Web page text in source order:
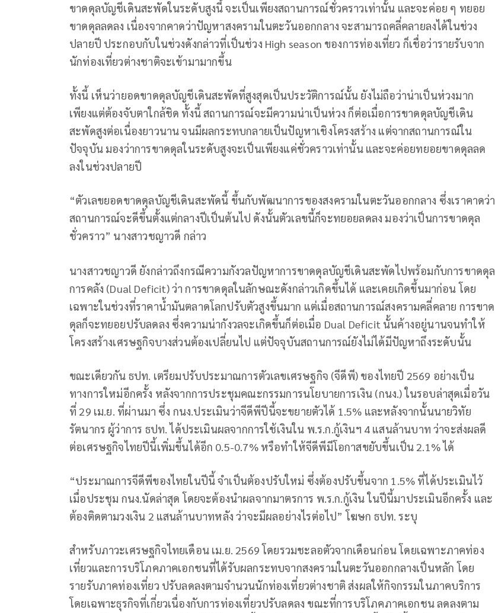
ขาดดุลบัญชีเดินสะพัดในระดับสูงนี้ จะเป็นเพียงสถานการณ์ชั่วคราวเท่านั้น และจะค่อย ๆ ทยอย
ขาดดุลลดลง เนื่องจากคาดว่าปัญหาสงครามในตะวันออกกลาง จะสามารถคลี่คลายลงได้ในช่วง
ปลายปี ประกอบกับในช่วงดังกล่าวที่เป็นช่วง High season ของการท่องเที่ยว ก็เชื่อว่ารายรับจาก
นักท่องเที่ยวต่างชาติจะเข้ามามากขึ้น
ทั้งนี้ เห็นว่ายอดขาดดุลบัญชีเดินสะพัดที่สูงสุดเป็นประวัติการณ์นั้น ยังไม่ถือว่าน่าเป็นห่วงมาก
เพียงแต่ต้องจับตาใกล้ชิด ทั้งนี้ สถานการณ์จะมีความน่าเป็นห่วง ก็ต่อเมื่อการขาดดุลบัญชีเดิน
สะพัดสูงต่อเนื่องยาวนาน จนมีผลกระทบกลายเป็นปัญหาเชิงโครงสร้าง แต่จากสถานการณ์ใน
ปัจจุบัน มองว่าการขาดดุลในระดับสูงจะเป็นเพียงแค่ชั่วคราวเท่านั้น และจะค่อยทยอยขาดดุลลด
ลงในช่วงปลายปี
“ตัวเลขยอดขาดดุลบัญชีเดินสะพัดนี้ ขึ้นกับพัฒนาการของสงครามในตะวันออกกลาง ซึ่งเราคาดว่า
สถานการณ์จะดีขึ้นตั้งแต่กลางปีเป็นต้นไป ดังนั้นตัวเลขนี้ก็จะทยอยลดลง มองว่าเป็นการขาดดุล
ชั่วคราว” นางสาวชญาวดี กล่าว
นางสาวชญาวดี ยังกล่าวถึงกรณีความกังวลปัญหาการขาดดุลบัญชีเดินสะพัดไปพร้อมกับการขาดดุล
การคลัง (Dual Deficit) ว่า การขาดดุลในลักษณะดังกล่าวเกิดขึ้นได้ และเคยเกิดขึ้นมาก่อน โดย
เฉพาะในช่วงที่ราคาน้ำมันตลาดโลกปรับตัวสูงขึ้นมาก แต่เมื่อสถานการณ์สงครามคลี่คลาย การขาด
ดุลก็จะทยอยปรับลดลง ซึ่งความน่ากังวลจะเกิดขึ้นก็ต่อเมื่อ Dual Deficit นั้นค้างอยู่นานจนทำให้
โครงสร้างเศรษฐกิจบางส่วนต้องเปลี่ยนไป แต่ปัจจุบันสถานการณ์ยังไม่ได้มีปัญหาถึงระดับนั้น
ขณะเดียวกัน ธปท. เตรียมปรับประมาณการตัวเลขเศรษฐกิจ (จีดีพี) ของไทยปี 2569 อย่างเป็น
ทางการใหม่อีกครั้ง หลังจากการประชุมคณะกรรมการนโยบายการเงิน (กนง.) ในรอบล่าสุดเมื่อวัน
ที่ 29 เม.ย. ที่ผ่านมา ซึ่ง กนง.ประเมินว่าจีดีพีปีนี้จะขยายตัวได้ 1.5% และหลังจากนั้นนายวิทัย
รัตนากร ผู้ว่าการ ธปท. ได้ประเมินผลจากการใช้เงินใน พ.ร.ก.กู้เงินฯ 4 แสนล้านบาท ว่าจะส่งผลดี
ต่อเศรษฐกิจไทยปีนี้เพิ่มขึ้นได้อีก 0.5-0.7% หรือทำให้จีดีพีมีโอกาสขยับขึ้นเป็น 2.1% ได้
“ประมาณการจีดีพีของไทยในปีนี้ จำเป็นต้องปรับใหม่ ซึ่งต้องปรับขึ้นจาก 1.5% ที่ได้ประเมินไว้
เมื่อประชุม กนง.นัดล่าสุด โดยจะต้องนำผลจากมาตรการ พ.ร.ก.กู้เงิน ในปีนี้มาประเมินอีกครั้ง และ
ต้องติดตามวงเงิน 2 แสนล้านบาทหลัง ว่าจะมีผลอย่างไรต่อไป” โฆษก ธปท. ระบุ
สำหรับภาวะเศรษฐกิจไทยเดือน เม.ย. 2569 โดยรวมชะลอตัวจากเดือนก่อน โดยเฉพาะภาคท่อง
เที่ยวและการบริโภคภาคเอกชนที่ได้รับผลกระทบจากสงครามในตะวันออกกลางเป็นหลัก โดย
รายรับภาคท่องเที่ยว ปรับลดลงตามจำนวนนักท่องเที่ยวต่างชาติ ส่งผลให้กิจกรรมในภาคบริการ
โดยเฉพาะธุรกิจที่เกี่ยวเนื่องกับการท่องเที่ยวปรับลดลง ขณะที่การบริโภคภาคเอกชน ลดลงตาม